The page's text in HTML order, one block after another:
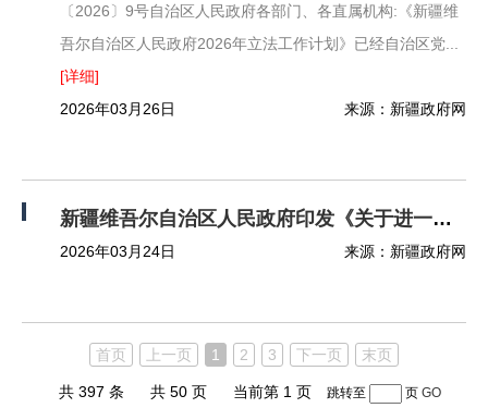
〔2026〕9号自治区人民政府各部门、各直属机构:《新疆维
吾尔自治区人民政府2026年立法工作计划》已经自治区党...
[详细]
2026年03月26日
来源：新疆政府网
新疆维吾尔自治区人民政府印发《关于进一步支持养老服务发展十条措施》的通知
2026年03月24日 来源：新疆政府网
首页 上一页 1 2 3 下一页 末页
共 397 条 共 50 页 当前第 1 页 跳转至 页 GO